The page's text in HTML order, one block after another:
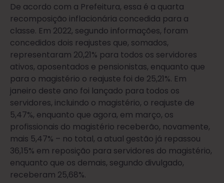
De acordo com a Prefeitura, essa é a quarta
recomposição inflacionária concedida para a
classe. Em 2022, segundo informações, foram
concedidos dois reajustes que, somados,
representaram 20,21% para todos os servidores
ativos, aposentados e pensionistas, enquanto que
para o magistério o reajuste foi de 25,21%. Em
janeiro deste ano foi lançado para todos os
servidores, incluindo o magistério, o reajuste de
5,47%, enquanto que agora, em março, os
profissionais do magistério receberão, novamente,
mais 5,47% – no total, a atual gestão já repassou
36,15% em reposição para servidores do magistério,
enquanto que os demais, segundo divulgado,
receberam 25,68%.